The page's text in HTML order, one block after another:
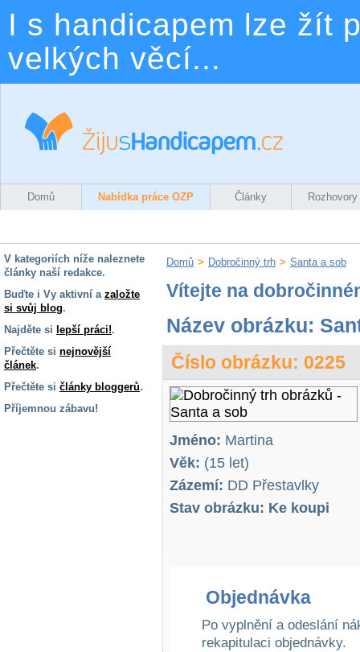
I s handicapem lze žít
velkých věcí...
Domů Nabídka práce OZP Články Rozhovory
V kategoriích níže naleznete
články naší redakce.
Buďte i Vy aktivní a založte
si svůj blog.
Najděte si lepší práci!.
Přečtěte si nejnovější
článek.
Přečtěte si články bloggerů.
Příjemnou zábavu!
Domů > Dobročinný trh > Santa a sob
Vítejte na
Název obrázku:
Číslo obrázku: 0225
Jméno: Martina
Věk: (15 let)
Zázemí: DD Přestavlky
Stav obrázku: Ke koupi
Objednávka
Po vyplnění a odeslání
rekapitulaci objednávky.